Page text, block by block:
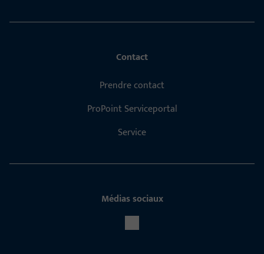
Contact
Prendre contact
ProPoint Serviceportal
Service
Médias sociaux